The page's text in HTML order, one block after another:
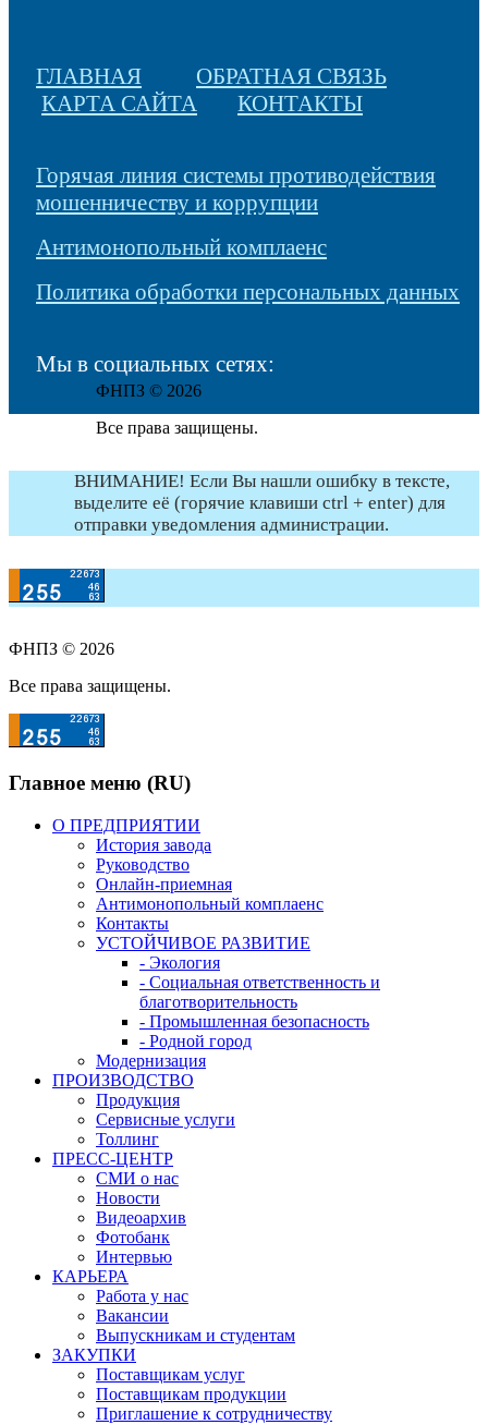
ГЛАВНАЯ
ОБРАТНАЯ СВЯЗЬ
КАРТА САЙТА
КОНТАКТЫ
Горячая линия системы противодействия
мошенничеству и коррупции
Антимонопольный комплаенс
Политика обработки персональных данных
Мы в социальных сетях:
ФНПЗ © 2026
Все права защищены.
ВНИМАНИЕ! Если Вы нашли ошибку в тексте,
выделите её (горячие клавиши ctrl + enter) для
отправки уведомления администрации.
ФНПЗ © 2026
Все права защищены.
Главное меню (RU)
О ПРЕДПРИЯТИИ
История завода
Руководство
Онлайн-приемная
Антимонопольный комплаенс
Контакты
УСТОЙЧИВОЕ РАЗВИТИЕ
- Экология
- Социальная ответственность и
благотворительность
- Промышленная безопасность
- Родной город
Модернизация
ПРОИЗВОДСТВО
Продукция
Сервисные услуги
Толлинг
ПРЕСС-ЦЕНТР
СМИ о нас
Новости
Видеоархив
Фотобанк
Интервью
КАРЬЕРА
Работа у нас
Вакансии
Выпускникам и студентам
ЗАКУПКИ
Поставщикам услуг
Поставщикам продукции
Приглашение к сотрудничеству